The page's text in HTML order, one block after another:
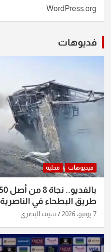
WordPress.org
فديوهات
فيديوهات محلية
طريق البطحاء في الناصرية
7 يونيو، 2026 سيف البصري